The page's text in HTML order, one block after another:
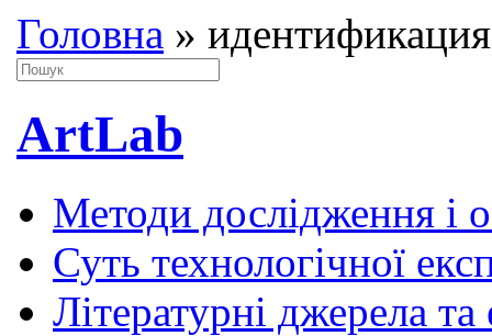
Головна »
ArtLab
Методи дослідження і
Суть технологічної
Літературні джерела та